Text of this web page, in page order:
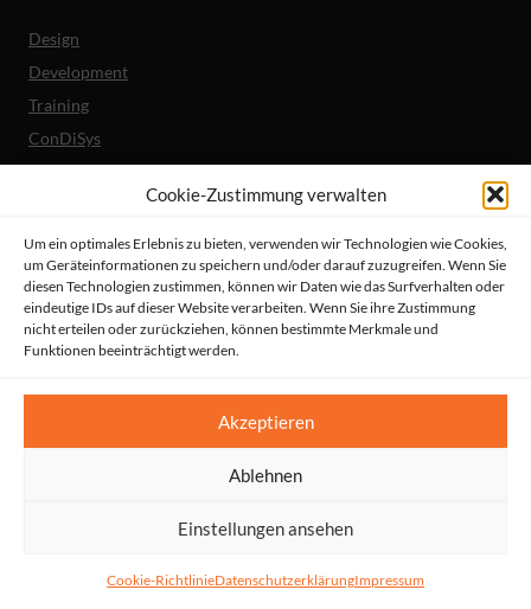
Cookie-Zustimmung verwalten
Um ein optimales Erlebnis zu bieten, verwenden wir Technologien wie Cookies,
um Geräteinformationen zu speichern und/oder darauf zuzugreifen. Wenn Sie
diesen Technologien zustimmen, können wir Daten wie das Surfverhalten oder
eindeutige IDs auf dieser Website verarbeiten. Wenn Sie ihre Zustimmung
nicht erteilen oder zurückziehen, können bestimmte Merkmale und
Funktionen beeinträchtigt werden.
Akzeptieren
Ablehnen
Einstellungen ansehen
Cookie-RichtlinieDatenschutzerklärungImpressum
Design
Development
Training
ConDiSys
Barrierefreiheit
Mobile Lösungen
Unternehmen
Referenzen
Aktuelles
© HeiReS GmbH
AGBs|Datenschutz